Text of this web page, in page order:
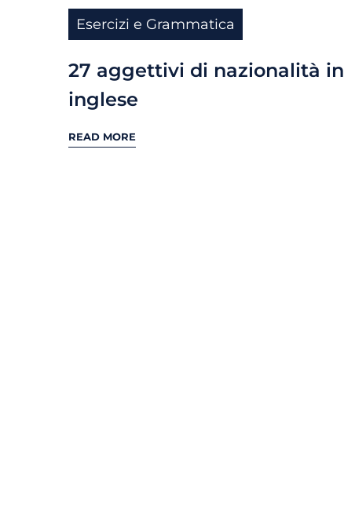
Esercizi e Grammatica
27 aggettivi di nazionalità in
inglese
READ MORE